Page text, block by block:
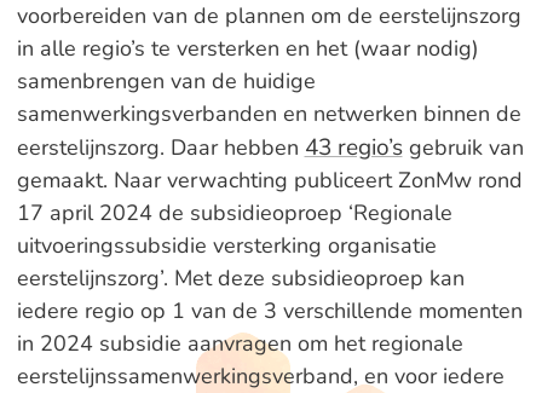
voorbereiden van de plannen om de eerstelijnszorg
in alle regio’s te versterken en het (waar nodig)
samenbrengen van de huidige
samenwerkingsverbanden en netwerken binnen de
eerstelijnszorg. Daar hebben 43 regio’sgebruik van
gemaakt. Naar verwachting publiceert ZonMw rond
17 april 2024 de subsidieoproep ‘Regionale
uitvoeringssubsidie versterking organisatie
eerstelijnszorg’. Met deze subsidieoproep kan
iedere regio op 1 van de 3 verschillende momenten
in 2024 subsidie aanvragen om het regionale
eerstelijnssamenwerkingsverband, en voor iedere